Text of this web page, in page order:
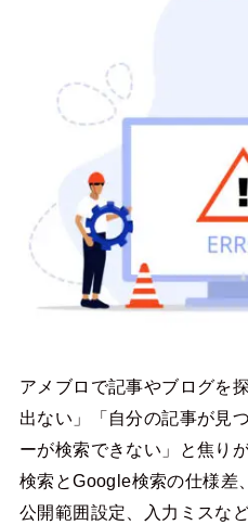
アメブロで記事やブログを
出ない」「自分の記事が見
ーが検索できない」と焦り
検索とGoogle検索の仕様差
公開範囲設定、入力ミスな